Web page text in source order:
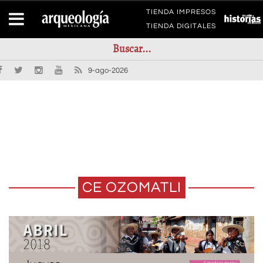
TIENDA IMPRESOS
TIENDA DIGITALES
9-ago-2026
CE OZOMATLI